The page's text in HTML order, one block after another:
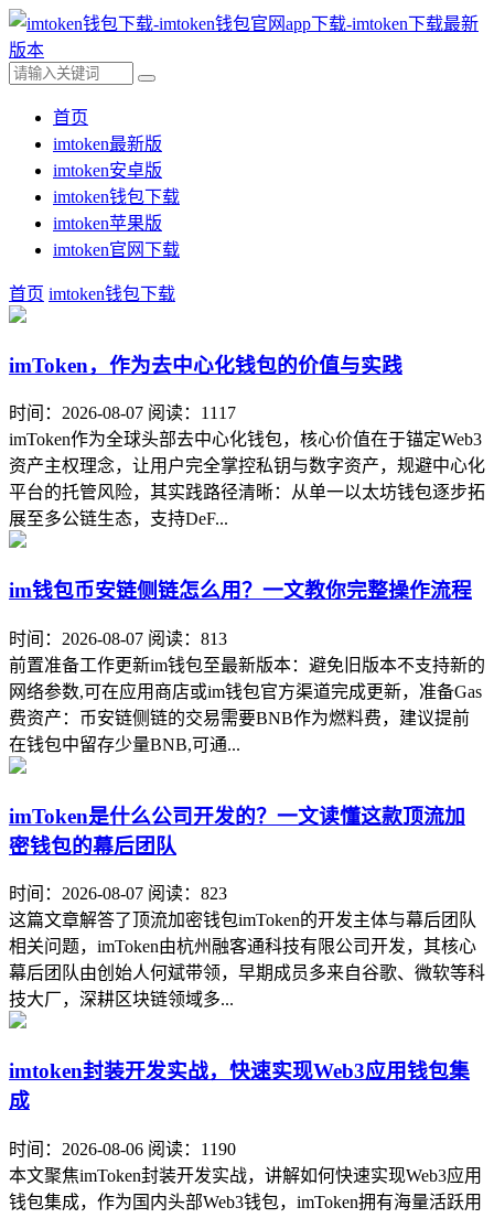
首页
imtoken最新版
imtoken安卓版
imtoken钱包下载
imtoken苹果版
imtoken官网下载
首页 imtoken钱包下载
imToken，作为去中心化钱包的价值与实践
时间：2026-08-07 阅读：1117
imToken作为全球头部去中心化钱包，核心价值在于锚定Web3
资产主权理念，让用户完全掌控私钥与数字资产，规避中心化
平台的托管风险，其实践路径清晰：从单一以太坊钱包逐步拓
展至多公链生态，支持DeF...
im钱包币安链侧链怎么用？一文教你完整操作流程
时间：2026-08-07 阅读：813
前置准备工作更新im钱包至最新版本：避免旧版本不支持新的
网络参数,可在应用商店或im钱包官方渠道完成更新，准备Gas
费资产：币安链侧链的交易需要BNB作为燃料费，建议提前
在钱包中留存少量BNB,可通...
imToken是什么公司开发的？一文读懂这款顶流加
密钱包的幕后团队
时间：2026-08-07 阅读：823
这篇文章解答了顶流加密钱包imToken的开发主体与幕后团队
相关问题，imToken由杭州融客通科技有限公司开发，其核心
幕后团队由创始人何斌带领，早期成员多来自谷歌、微软等科
技大厂，深耕区块链领域多...
imtoken封装开发实战，快速实现Web3应用钱包集
成
时间：2026-08-06 阅读：1190
本文聚焦imToken封装开发实战，讲解如何快速实现Web3应用
钱包集成，作为国内头部Web3钱包，imToken拥有海量活跃用